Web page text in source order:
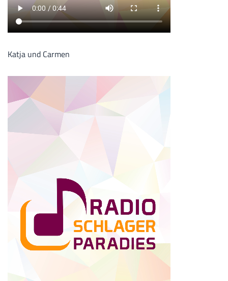
Katja und Carmen